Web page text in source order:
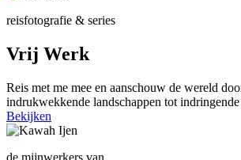
reisfotografie & series
Vrij Werk
Reis met me mee en aanschouw de wereld
indrukwekkende landschappen tot indringende
Bekijken
de mijnwerkers van